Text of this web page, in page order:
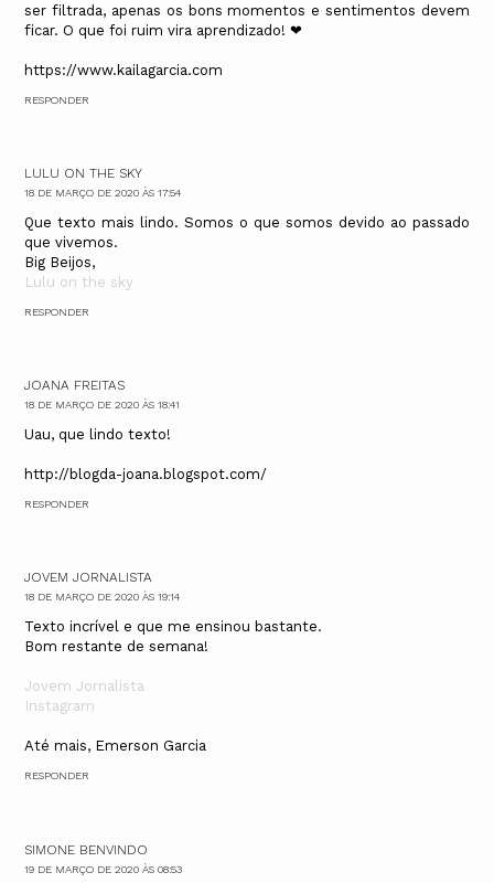
ser filtrada, apenas os bons momentos e sentimentos devem
ficar. O que foi ruim vira aprendizado! ❤
https://www.kailagarcia.com
RESPONDER
LULU ON THE SKY
18 DE MARÇO DE 2020 ÀS 17:54
Que texto mais lindo. Somos o que somos devido ao passado
que vivemos.
Big Beijos,
Lulu on the sky
RESPONDER
JOANA FREITAS
18 DE MARÇO DE 2020 ÀS 18:41
Uau, que lindo texto!
http://blogda-joana.blogspot.com/
RESPONDER
JOVEM JORNALISTA
18 DE MARÇO DE 2020 ÀS 19:14
Texto incrível e que me ensinou bastante.
Bom restante de semana!
Jovem Jornalista
Instagram
Até mais, Emerson Garcia
RESPONDER
SIMONE BENVINDO
19 DE MARÇO DE 2020 ÀS 08:53